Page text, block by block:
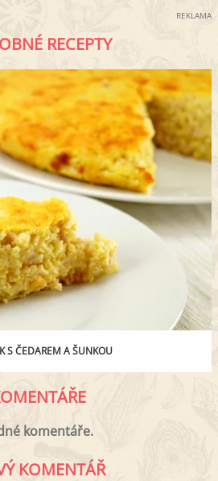
REKLAMA
RECEPTY
S ČEDAREM A ŠUNKOU
komentáře.
KOMENTÁŘ